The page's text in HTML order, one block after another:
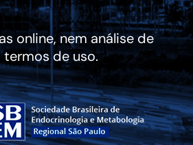
online, nem análise de
de uso.